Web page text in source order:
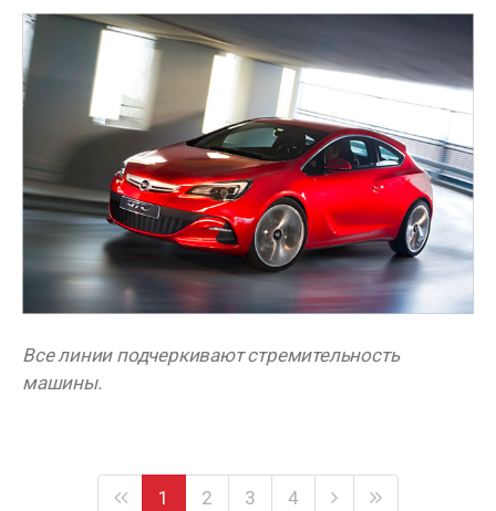
Все линии подчеркивают стремительность
машины.
1 2 3 4